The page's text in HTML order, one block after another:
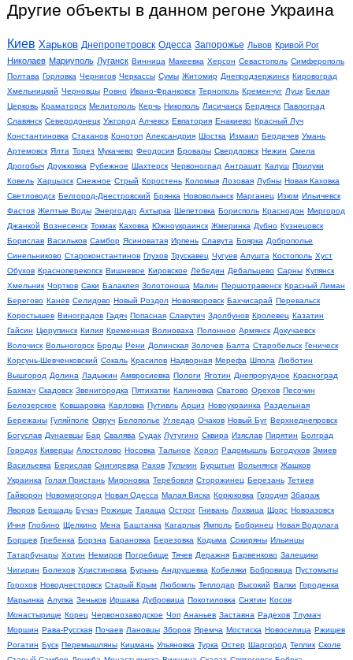
Другие объекты в данном регоне Украина
Киев Харьков Днепропетровск Одесса Запорожье Львов Кривой Рог
Николаев Мариуполь Луганск Винница Макеевка Херсон Севастополь Симферополь
Полтава Горловка Чернигов Черкассы Сумы Житомир Днепродзержинск Кировоград
Хмельницкий Черновцы Ровно Ивано-Франковск Тернополь Кременчуг Луцк Белая
Церковь Краматорск Мелитополь Керчь Никополь Лисичанск Бердянск Павлоград
Славянск Северодонецк Ужгород Алчевск Евпатория Енакиево Красный Луч
Константиновка Стаханов Конотоп Александрия Шостка Измаил Бердичев Умань
Артемовск Ялта Торез Мукачево Феодосия Бровары Свердловск Нежин Смела
Дрогобыч Дружковка Рубежное Шахтерск Червоноград Антрацит Калуш Прилуки
Ковель Харцызск Снежное Стрый Коростень Коломыя Лозовая Лубны Новая Каховка
Светловодск Белгород-Днестровский Брянка Нововолынск Марганец Изюм Ильичевск
Фастов Желтые Воды Энергодар Ахтырка Шепетовка Борисполь Краснодон Миргород
Джанкой Вознесенск Токмак Каховка Южноукраинск Жмеринка Дубно Кузнецовск
Борислав Васильков Самбор Ясиноватая Ирпень Славута Боярка Доброполье
Синельниково Староконстантинов Глухов Трускавец Чугуев Алушта Костополь Хуст
Обухов Красноперекопск Вишневое Кировское Лебедин Дебальцево Сарны Купянск
Хмельник Чортков Саки Балаклея Золотоноша Малин Першотравенск Красный Лиман
Берегово Канев Селидово Новый Роздол Новояворовск Бахчисарай Перевальск
Коростышев Виноградов Гадяч Попасная Славутич Здолбунов Кролевец Казатин
Гайсин Цюрупинск Килия Кременная Волноваха Полонное Армянск Докучаевск
Волочиск Вольногорск Броды Рени Долинская Золочев Балта Старобельск Геническ
Корсунь-Шевченковский Сокаль Красилов Надворная Мерефа Шпола Люботин
Вышгород Долина Ладыжин Амвросиевка Пологи Яготин Днепрорудное Красноград
Бахмач Скадовск Звенигородка Пятихатки Калиновка Сватово Орехов Песочин
Белозерское Ковшаровка Карловка Путивль Арциз Новоукраинка Раздельная
Бережаны Гуляйполе Овруч Белополье Угледар Очаков Новый Буг Верхнеднепровск
Богуслав Дунаевцы Бар Свалява Судак Лутугино Сквира Изяслав Пирятин Болград
Городок Киверцы Апостолово Носовка Тальное Хорол Радомышль Богодухов Змиев
Васильевка Берислав Снигиревка Рахов Тульчин Бурштын Вольнянск Жашков
Украинка Голая Пристань Мироновка Теребовля Сторожинец Березань Тетиев
Гайворон Новомиргород Новая Одесса Малая Виска Корюковка Городня Збараж
Яворов Бершадь Бучач Рожище Тараща Острог Гнивань Лохвица Щорс Новоазовск
Ичня Глобино Щелкино Мена Баштанка Кагарлык Ямполь Бобринец Новая Водолага
Борщев Гребенка Борзна Барановка Березовка Кодыма Сокиряны Ильинцы
Татарбунары Хотин Немиров Погребище Тячев Деражня Барвенково Залещики
Чигирин Болехов Христиновка Бурынь Андрушевка Кобеляки Бобровица Пустомыты
Горохов Новоднестровск Старый Крым Любомль Теплодар Высокий Валки Городенка
Марьинка Алупка Зеньков Иршава Дубровица Покотиловка Снятин Косов
Монастырище Корец Червонозаводское Чоп Ананьев Заставна Радехов Тлумач
Моршин Рава-Русская Почаев Лановцы Зборов Яремча Мостиска Новоселица Ржищев
Рогатин Буск Перемышляны Кицмань Ульяновка Турка Остер Шаргород Теплик Сколе